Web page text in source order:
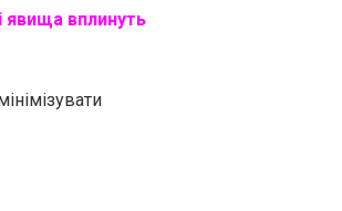
явища вплинуть